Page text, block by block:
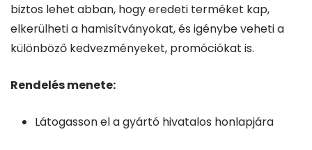
biztos lehet abban, hogy eredeti terméket kap,
elkerülheti a hamisítványokat, és igénybe veheti a
különböző kedvezményeket, promóciókat is.
Rendelés menete:
Látogasson el a gyártó hivatalos honlapjára